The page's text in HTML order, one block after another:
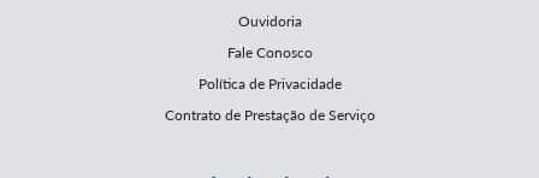
Ouvidoria
Fale Conosco
Política de Privacidade
Contrato de Prestação de Serviço